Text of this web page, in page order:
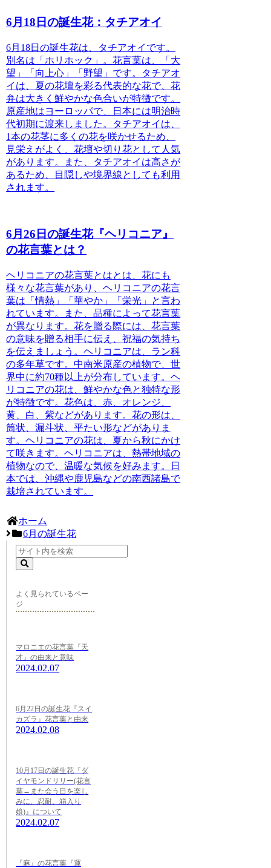
6月18日の誕生花：タチアオイ
6月18日の誕生花は、タチアオイです。
別名は「ホリホック」。花言葉は、「大
望」「向上心」「野望」 です。タチアオ
イは、夏の花壇を彩る代表的な花で、花
弁は大きく鮮やかな色合いが特徴です。
原産地はヨーロッパで、日本には明治時
代初期に渡来しました。タチアオイは、
1本の花茎に多くの花を咲かせるため、
見栄えがよく、花壇や切り花として人気
があります。また、タチアオイは高さが
あるため、目隠しや境界線としても利用
されます。
6月26日の誕生花『ヘリコニア』
の花言葉とは？
ヘリコニアの花言葉とはとは、花にも
様々な花言葉があり、ヘリコニアの花言
葉は「情熱」「華やか」「栄光」と言わ
れています。また、品種によって花言葉
が異なります。花を贈る際には、花言葉
の意味を贈る相手に伝え、祝福の気持ち
を伝えましょう。ヘリコニアは、 ラン科
の多年草です。中南米原産の植物で、世
界中に約70種以上が分布しています。ヘ
リコニアの花は、鮮やかな色と独特な形
が特徴です。花色は、赤、オレンジ、
黄、白、紫などがあります。花の形は、
筒状、漏斗状、平たい形などがありま
す。ヘリコニアの花は、夏から秋にかけ
て咲きます。ヘリコニアは、熱帯地域の
植物なので、温暖な気候を好みます。日
本では、沖縄や鹿児島などの南西諸島で
栽培されています。
ホーム
6月の誕生花
よく見られているペー
ジ
マロニエの花言葉『天
才』の由来と意味
2024.02.07
6月22日の誕生花『スイ
カズラ』花言葉と由来
2024.02.08
10月17日の誕生花『ダ
イヤモンドリリー(花言
葉→また会う日を楽し
みに、忍耐、箱入り
娘)』について
2024.02.07
『麻』の花言葉『運